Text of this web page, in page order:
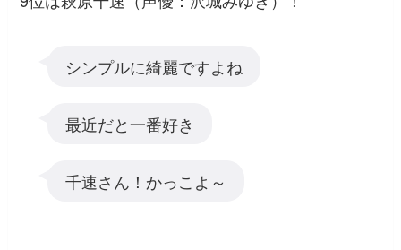
シンプルに綺麗ですよね
最近だと一番好き
千速さん！かっこよ～